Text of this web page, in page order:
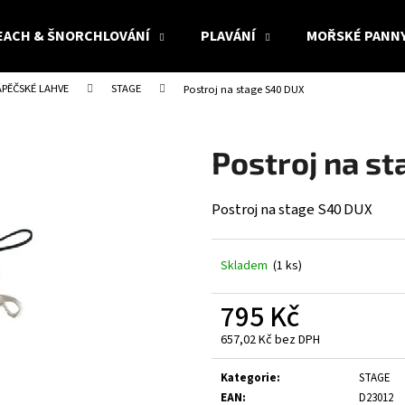
& ŠNORCHLOVÁNÍ PLAVÁNÍ MOŘSKÉ
LAHVE STAGE Postroj na stage S40 DUX
Postroj na
Postroj na stage S40 DUX
Skladem (1 ks)
795 Kč
657,02 Kč bez DPH
Měrná
cena:
Kategorie:
STAGE
EAN:
D23012
Co potřebujete najít?
HLEDAT